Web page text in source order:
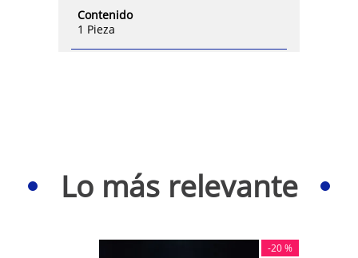
Contenido
1 Pieza
Lo más relevante
-20 %